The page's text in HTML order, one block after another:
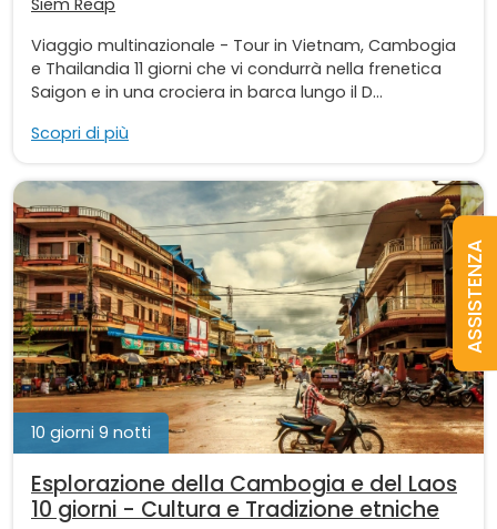
Viaggio multinazionale - Tour in Vietnam, Cambogia
e Thailandia 11 giorni che vi condurrà nella frenetica
Saigon e in una crociera in barca lungo il D...
Scopri di più
10 giorni 9 notti
Esplorazione della Cambogia e del Laos
10 giorni - Cultura e Tradizione etniche
ASSISTENZA